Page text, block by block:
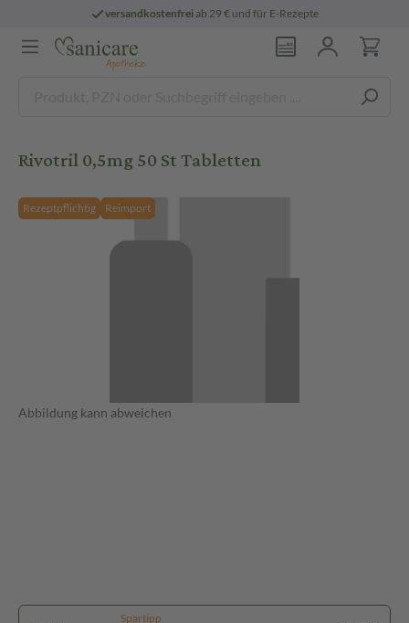
versandkostenfreiab 29 € und für E-Rezepte
Rivotril 0,5mg 50 St Tabletten
Rezeptpflichtig Reimport
Abbildung kann abweichen
Spartipp